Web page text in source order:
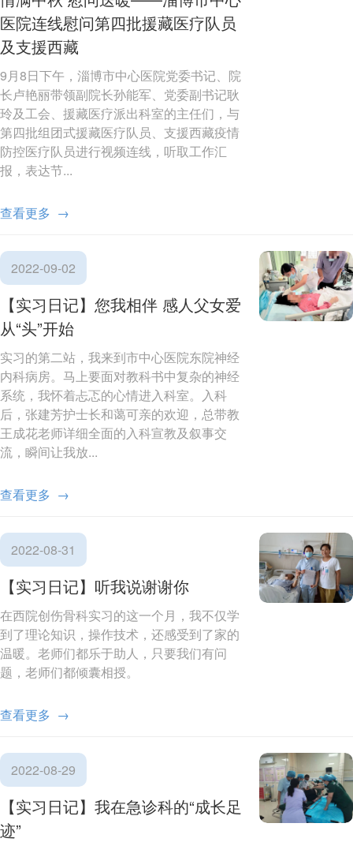
医院连线慰问第四批援藏医疗队员
及支援西藏
9月8日下午，淄博市中心医院党委书记、院
长卢艳丽带领副院长孙能军、党委副书记耿
玲及工会、援藏医疗派出科室的主任们，与
第四批组团式援藏医疗队员、支援西藏疫情
防控医疗队员进行视频连线，听取工作汇
报，表达节...
查看更多 →
2022-09-02
【实习日记】您我相伴 感人父女爱
从“头”开始
实习的第二站，我来到市中心医院东院神经
内科病房。马上要面对教科书中复杂的神经
系统，我怀着忐忑的心情进入科室。入科
后，张建芳护士长和蔼可亲的欢迎，总带教
王成花老师详细全面的入科宣教及叙事交
流，瞬间让我放...
查看更多 →
2022-08-31
【实习日记】听我说谢谢你
在西院创伤骨科实习的这一个月，我不仅学
到了理论知识，操作技术，还感受到了家的
温暖。老师们都乐于助人，只要我们有问
题，老师们都倾囊相授。
查看更多 →
2022-08-29
【实习日记】我在急诊科的“成长足
迹”